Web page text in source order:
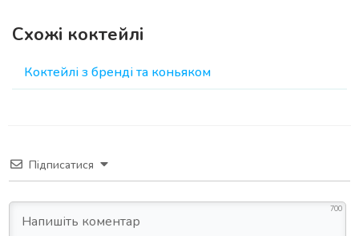
Схожі коктейлі
Коктейлі з бренді та коньяком
Підписатися
700